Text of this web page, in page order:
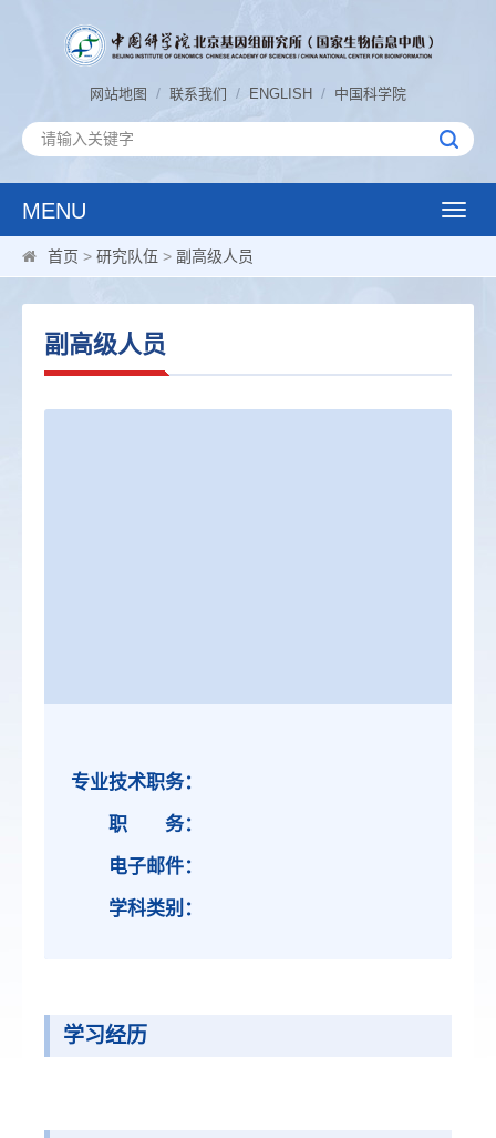
网站地图 / 联系我们 / ENGLISH / 中国科学院
MENU
Toggle
首页 > 研究队伍 > 副高级人员
副高级人员
专业技术职务：
职 务：
电子邮件：
学科类别：
学习经历